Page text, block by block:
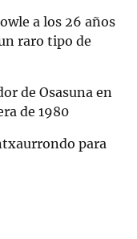
a los 26 años
raro tipo de
de Osasuna en
de 1980
para